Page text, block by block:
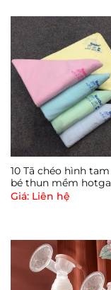
10 Tã chéo hình
bé thun mềm hotga
Giá: Liên hệ